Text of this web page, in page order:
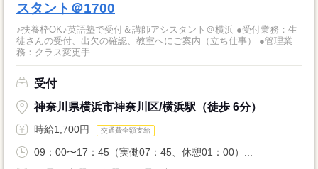
スタント＠1700
♪扶養枠OK♪英語塾で受付＆講師アシスタント＠横浜 ●受付業務：生
徒さんの受付、出欠の確認、教室へにご案内（立ち仕事） ●管理業
務：クラス変更手...
受付
神奈川県横浜市神奈川区/横浜駅（徒歩 6分）
時給1,700円 交通費全額支給
09：00〜17：45（実働07：45、休憩01：00）...